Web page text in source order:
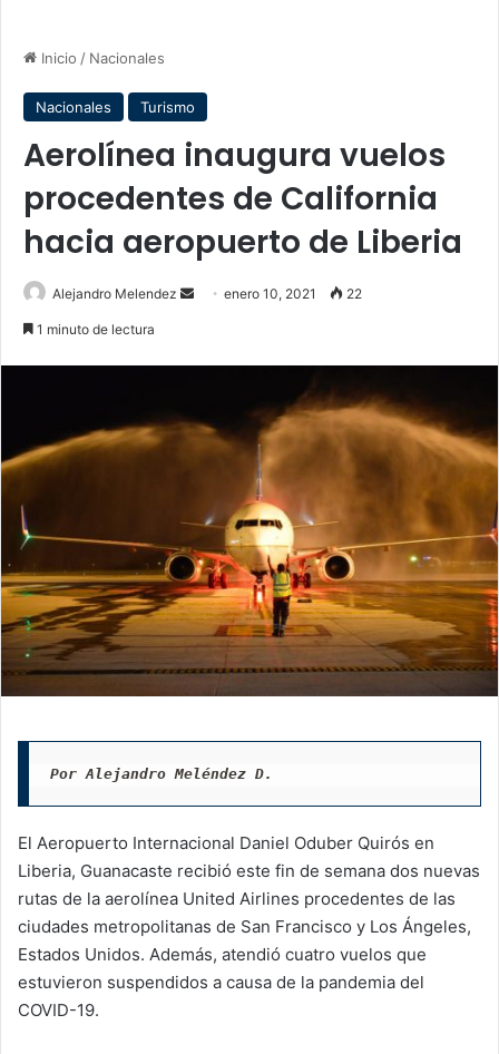
Inicio / Nacionales
Nacionales Turismo
Aerolínea inaugura vuelos
procedentes de California
hacia aeropuerto de Liberia
Alejandro Melendez
Sendenero 10, 2021 22
1 minuto de lectura
Por Alejandro Meléndez D.
El Aeropuerto Internacional Daniel Oduber Quirós en
Liberia, Guanacaste recibió este fin de semana dos nuevas
rutas de la aerolínea United Airlines procedentes de las
ciudades metropolitanas de San Francisco y Los Ángeles,
Estados Unidos. Además, atendió cuatro vuelos que
estuvieron suspendidos a causa de la pandemia del
COVID-19.